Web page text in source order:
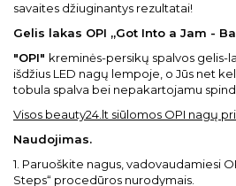
savaites džiuginantys rezultatai!
Gelis lakas OPI „Got Into a Jam -
"OPI" kreminės-persikų spalvos gelis-
išdžius LED nagų lempoje, o Jūs net
tobula spalva bei nepakartojamu
Visos beauty24.lt siūlomos OPI nagų
Naudojimas.
1. Paruoškite nagus, vadovaudamiesi
Steps“ procedūros nurodymais.